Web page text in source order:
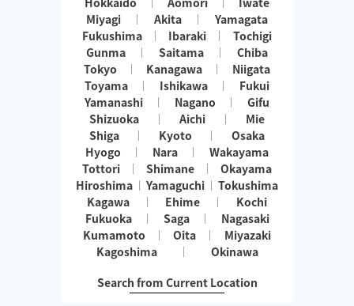
Miyagi
Akita
Yamagata
Fukushima
Ibaraki
Tochigi
Gunma
Saitama
Chiba
Tokyo
Kanagawa
Niigata
Toyama
Ishikawa
Fukui
Yamanashi
Nagano
Gifu
Shizuoka
Aichi
Mie
Shiga
Kyoto
Osaka
Hyogo
Nara
Wakayama
Tottori
Shimane
Okayama
Hiroshima
Yamaguchi
Tokushima
Kagawa
Ehime
Kochi
Fukuoka
Saga
Nagasaki
Kumamoto
Oita
Miyazaki
Kagoshima
Okinawa
Search from Current Location